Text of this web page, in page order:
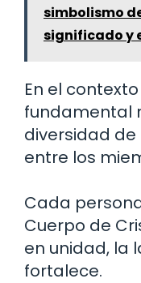
simbolismo
significado y
En el
fundamental
diversidad
entre los
Cada
Cuerpo de
en unidad, la
fortalece.